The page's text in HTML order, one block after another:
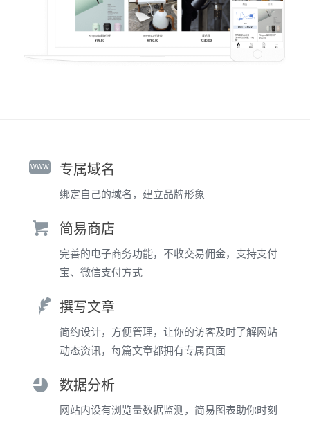
www 专属域名
绑定自己的域名，建立品牌形象
简易商店
完善的电子商务功能，不收交易佣金，支持支付
宝、微信支付方式
撰写文章
简约设计，方便管理，让你的访客及时了解网站
动态资讯，每篇文章都拥有专属页面
数据分析
网站内设有浏览量数据监测，简易图表助你时刻